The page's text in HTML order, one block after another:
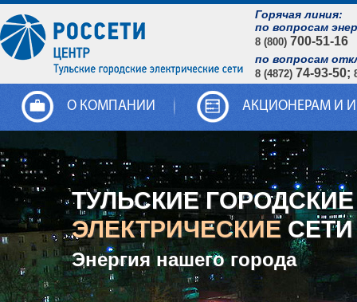
Горячая линия:
по вопросам
8 (800) 700-51-16
по вопросам
8 (4872) 74-93-50;
О КОМПАНИИ АКЦИОНЕРАМ И
ТУЛЬСКИЕ ГОРОДСКИЕ
ЭЛЕКТРИЧЕСКИЕ СЕТИ
Энергия нашего города